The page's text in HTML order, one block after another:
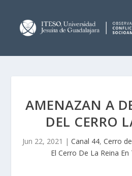
AMENAZAN A
DEL CERRO
Jun 22, 2021 | Canal 44, Cerro
El Cerro De La Reina En